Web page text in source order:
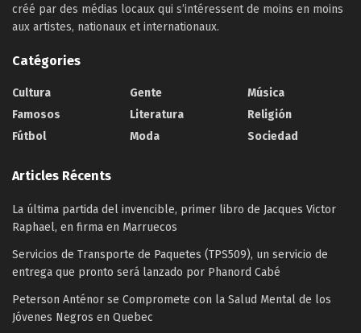
créé par des médias locaux qui s’intéressent de moins en moins
aux artistes, nationaux et internationaux.
Catégories
Cultura
Famosos
Fútbol
Gente
Literatura
Moda
Música
Religión
Sociedad
Articles Récents
La última partida del invencible, primer libro de Jacques Victor
Raphael, en firma en Marruecos
Servicios de Transporte de Paquetes (TPS509), un servicio de
entrega que pronto será lanzado por Phanord Cabé
Peterson Anténor se Compromete con la Salud Mental de los
Jóvenes Negros en Quebec